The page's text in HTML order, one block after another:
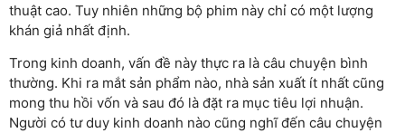
thuật cao. Tuy nhiên những bộ phim này chỉ có một lượng
khán giả nhất định.
Trong kinh doanh, vấn đề này thực ra là câu chuyện bình
thường. Khi ra mắt sản phẩm nào, nhà sản xuất ít nhất cũng
mong thu hồi vốn và sau đó là đặt ra mục tiêu lợi nhuận.
Người có tư duy kinh doanh nào cũng nghĩ đến câu chuyện